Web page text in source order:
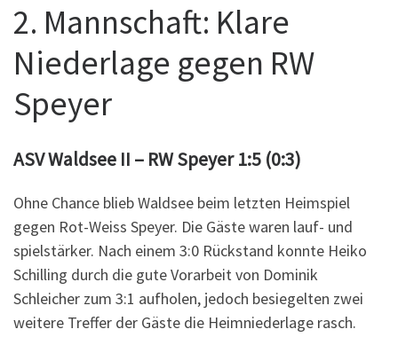
2. Mannschaft: Klare
Niederlage gegen RW
Speyer
ASV Waldsee II – RW Speyer 1:5 (0:3)
Ohne Chance blieb Waldsee beim letzten Heimspiel
gegen Rot-Weiss Speyer. Die Gäste waren lauf- und
spielstärker. Nach einem 3:0 Rückstand konnte Heiko
Schilling durch die gute Vorarbeit von Dominik
Schleicher zum 3:1 aufholen, jedoch besiegelten zwei
weitere Treffer der Gäste die Heimniederlage rasch.